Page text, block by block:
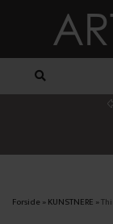
Forside »KUNSTNERE »